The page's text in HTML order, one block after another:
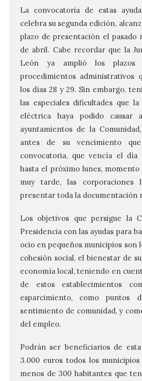
La convocatoria de estas
celebra su segunda edición,
plazo de presentación el pasado
de abril. Cabe recordar que la
León ya amplió los plazos
procedimientos administrativos
los días 28 y 29. Sin embargo,
las especiales dificultades que
eléctrica haya podido causar
ayuntamientos de la
antes de su vencimiento
convocatoria, que vencía el día
hasta el próximo lunes,
muy tarde, las corporaciones
presentar toda la documentación
Los objetivos que persigue la
Presidencia con las ayudas para
ocio en pequeños municipios son
cohesión social, el bienestar de
economía local, teniendo en
de estos establecimientos
esparcimiento, como puntos
sentimiento de comunidad, y
del empleo.
Podrán ser beneficiarios de
3.000 euros todos los
menos de 300 habitantes que